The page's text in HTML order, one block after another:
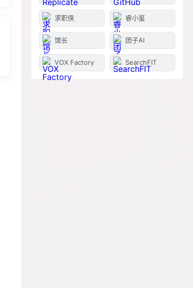
求职侠 睿小鉴
馆长 团子AI
VOX Factory SearchFIT